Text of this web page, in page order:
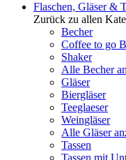
Flaschen, Gläser &
Zurück zu allen
Becher
Coffee to go
Shaker
Alle Becher
Gläser
Biergläser
Teeglaeser
Weingläser
Alle Gläser
Tassen
Tassen mit